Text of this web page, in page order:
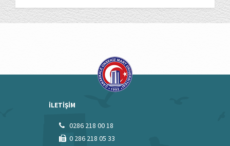
İLETİŞİM
0286 218 00 18
0 286 218 05 33